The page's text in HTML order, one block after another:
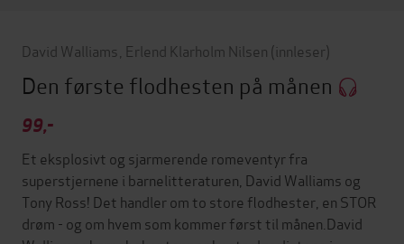
David Walliams Erlend Klarholm Nilsen (innleser)
Den første flodhesten på månen
99,-
Et eksplosivt og sjarmerende romeventyr fra
superstjernene i barnelitteraturen, David Walliams og
Tony Ross! Det handler om to store flodhester, en STOR
drøm - og om hvem som kommer først til månen.David